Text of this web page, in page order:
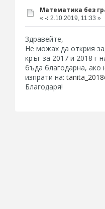
Математика без
« -: 2.10.2019, 11:33 »
Здравейте,
Не можах да открия
кръг за 2017 и 2018 г
бъда благодарна, ако
изпрати на:
Благодаря!